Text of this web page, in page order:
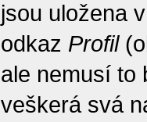
jsou uložena
odkaz Profil
ale nemusí to
veškerá svá